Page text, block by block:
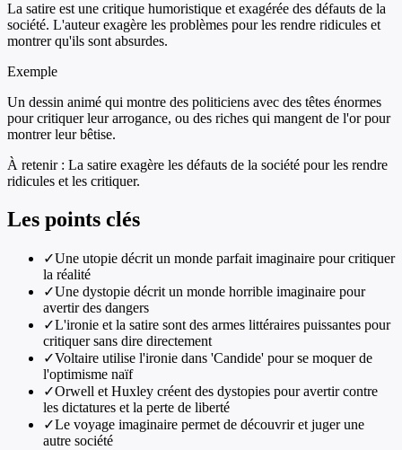
La satire est une critique humoristique et exagérée des défauts de la
société. L'auteur exagère les problèmes pour les rendre ridicules et
montrer qu'ils sont absurdes.
Exemple
Un dessin animé qui montre des politiciens avec des têtes énormes
pour critiquer leur arrogance, ou des riches qui mangent de l'or pour
montrer leur bêtise.
À retenir : La satire exagère les défauts de la société pour les rendre
ridicules et les critiquer.
Les points clés
✓Une utopie décrit un monde parfait imaginaire pour critiquer
la réalité
✓Une dystopie décrit un monde horrible imaginaire pour
avertir des dangers
✓L'ironie et la satire sont des armes littéraires puissantes pour
critiquer sans dire directement
✓Voltaire utilise l'ironie dans 'Candide' pour se moquer de
l'optimisme naïf
✓Orwell et Huxley créent des dystopies pour avertir contre
les dictatures et la perte de liberté
✓Le voyage imaginaire permet de découvrir et juger une
autre société